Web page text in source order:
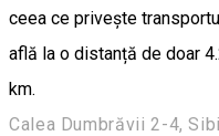
ceea ce privește
află la o distanță de doar
km.
Calea Dumbrăvii 2-4,